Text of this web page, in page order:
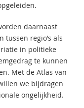
daarnaast
tussen regio’s als
in politieke
te kunnen
Met de Atlas van
we bijdragen
ongelijkheid.